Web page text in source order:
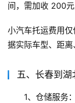
间，需加收 200元
小汽车托运费用
据实际车型、距离
五、长春到
1、仓储服务